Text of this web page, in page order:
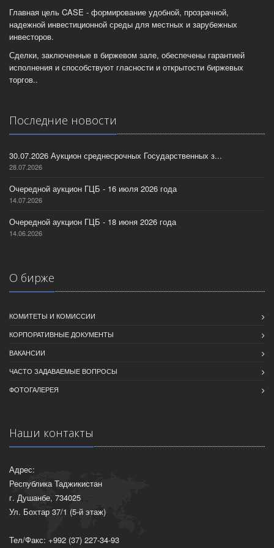
Главная цель CASE - формирование удобной, прозрачной,
надежной инвестиционной среды для местных и зарубежных
инвесторов.
Сделки, заключенные в биржевом зале, обеспечены гарантией
исполнения и способствуют гласности и открытости биржевых
торгов..
Последние новости
30.07.2026 Аукцион среднесрочных Государственных з...
28.07.2026
Очередной аукцион ГЦБ - 16 июля 2026 года
14.07.2026
Очередной аукцион ГЦБ - 18 июня 2026 года
14.06.2026
О бирже
КОМИТЕТЫ И КОМИССИИ
КОРПОРАТИВНЫЕ ДОКУМЕНТЫ
ВАКАНСИИ
ЧАСТО ЗАДАВАЕМЫЕ ВОПРОСЫ
ФОТОГАЛЕРЕЯ
Наши контакты
Адрес:
Республика Таджикистан
г. Душанбе, 734025
Ул. Бохтар 37/1 (5-й этаж)
Тел/Факс: +992 (37) 227-34-93